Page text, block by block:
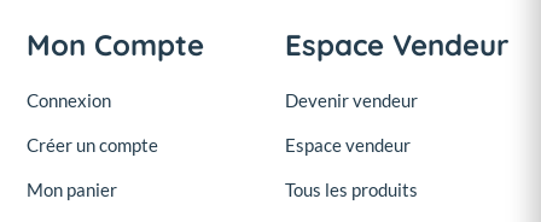
Mon Compte
Connexion
Créer un compte
Mon panier
Espace Vendeur
Devenir vendeur
Espace vendeur
Tous les produits